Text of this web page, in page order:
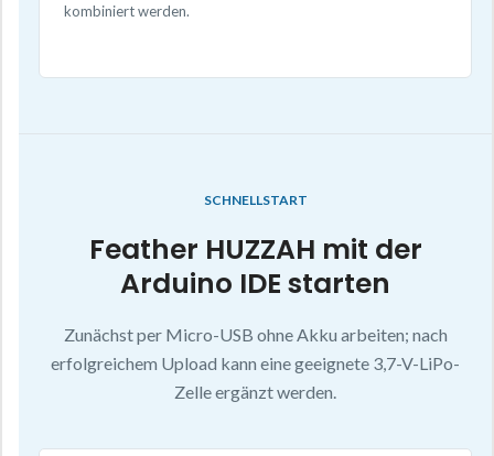
kombiniert werden.
SCHNELLSTART
Feather HUZZAH mit der
Arduino IDE starten
Zunächst per Micro-USB ohne Akku arbeiten; nach
erfolgreichem Upload kann eine geeignete 3,7-V-LiPo-
Zelle ergänzt werden.